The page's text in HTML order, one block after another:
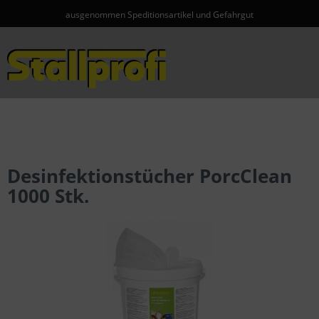
ausgenommen Speditionsartikel und Gefahrgut
Desinfektionstücher PorcClean
1000 Stk.